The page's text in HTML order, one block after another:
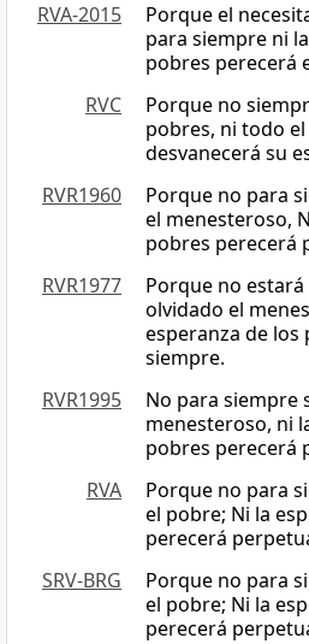
RVA-2015
Porque el
para siempre ni
pobres perecerá
RVC
Porque no
pobres, ni todo
desvanecerá su
RVR1960
Porque no para
el menesteroso,
pobres perecerá
RVR1977
Porque no
olvidado el
esperanza de los
siempre.
RVR1995
No para siempre
menesteroso, ni
pobres perecerá
RVA
Porque no para
el pobre; Ni la
perecerá
SRV-BRG
Porque no para
el pobre; Ni la
perecerá